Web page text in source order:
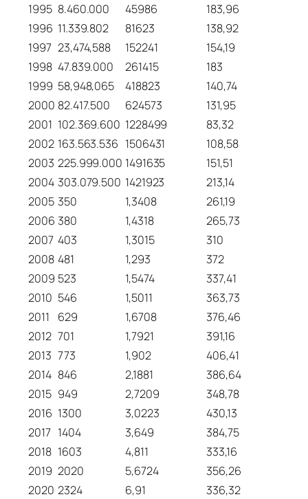
1995 8.460.000 45986
183,96
1996 11.339.802 81623
138,92
1997 23,474,588 152241
154,19
1998 47.839.000 261415
183
1999 58,948,065 418823
140,74
2000 82.417.500 624573
131,95
2001 102.369.600 1228499
83,32
2002 163.563.536 1506431
108,58
2003 225.999.000 1491635
151,51
2004 303.079.500 1421923
213,14
2005 350 1,3408
261,19
2006 380 1,4318
265,73
2007 403 1,3015
310
2008 481 1,293
372
2009 523 1,5474
337,41
2010 546 1,5011
363,73
2011
629 1,6708
376,46
2012 701 1,7921
391,16
2013 773 1,902
406,41
2014 846 2,1881
386,64
2015 949 2,7209
348,78
2016 1300 3,0223
430,13
2017 1404 3,649
384,75
2018 1603 4,811
333,16
2019 2020 5,6724
356,26
2020 2324 6,91 336,32